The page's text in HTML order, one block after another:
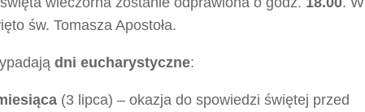
św. Tomasza Apostoła.
dni eucharystyczne:
(3 lipca) – okazja do spowiedzi świętej przed